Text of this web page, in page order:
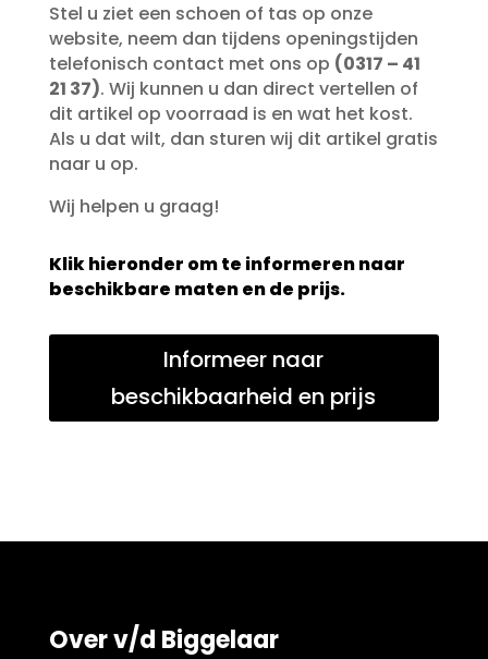
Stel u ziet een schoen of tas op onze
website, neem dan tijdens openingstijden
telefonisch contact met ons op (0317 – 41
21 37). Wij kunnen u dan direct vertellen of
dit artikel op voorraad is en wat het kost.
Als u dat wilt, dan sturen wij dit artikel gratis
naar u op.
Wij helpen u graag!
Klik hieronder om te informeren naar
beschikbare maten en de prijs.
Informeer naar
beschikbaarheid en prijs
Over v/d Biggelaar